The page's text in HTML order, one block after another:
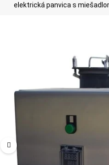
elektrická panvica s